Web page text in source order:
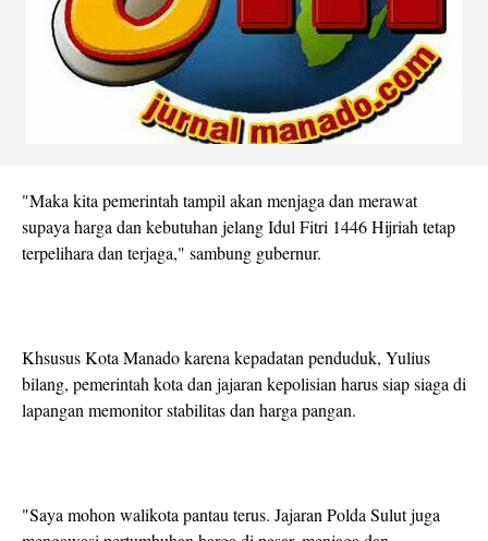
"Maka kita pemerintah tampil akan menjaga dan merawat
supaya harga dan kebutuhan jelang Idul Fitri 1446 Hijriah tetap
terpelihara dan terjaga," sambung gubernur.
Khsusus Kota Manado karena kepadatan penduduk, Yulius
bilang, pemerintah kota dan jajaran kepolisian harus siap siaga di
lapangan memonitor stabilitas dan harga pangan.
"Saya mohon walikota pantau terus. Jajaran Polda Sulut juga